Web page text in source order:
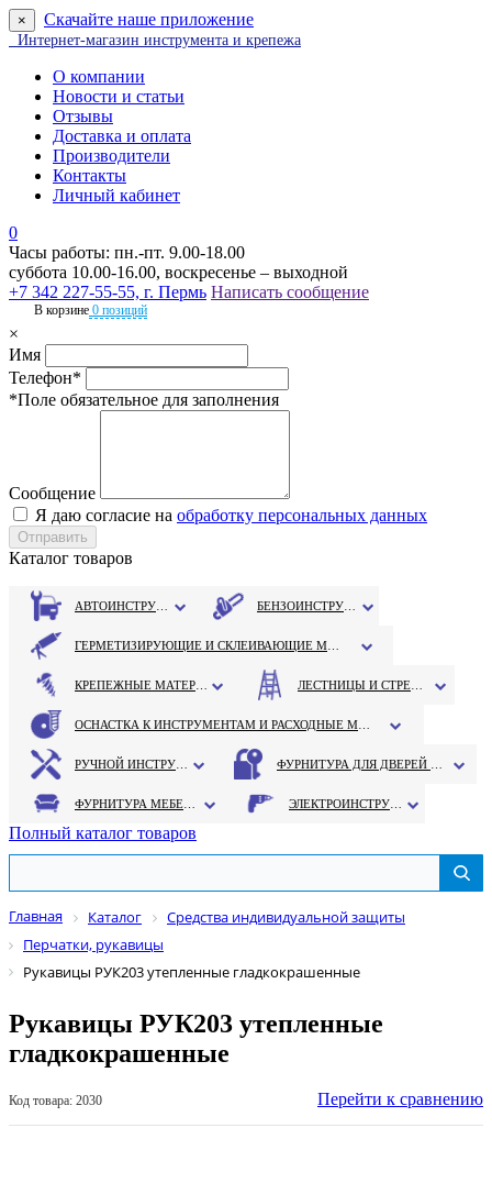
× Скачайте наше приложение
Интернет-магазин инструмента и крепежа
О компании
Новости и статьи
Отзывы
Доставка и оплата
Производители
Контакты
Личный кабинет
0
Часы работы: пн.-пт. 9.00-18.00
суббота 10.00-16.00, воскресенье – выходной
+7 342 227-55-55, г. Пермь Написать сообщение
В корзине 0 позиций
×
Имя
Телефон*
*Поле обязательное для заполнения
Сообщение
Я даю согласие на обработку персональных данных
Каталог товаров
Полный каталог товаров
Главная Каталог
Средства индивидуальной защиты
Перчатки, рукавицы
Рукавицы РУК203 утепленные гладкокрашенные
Рукавицы РУК203 утепленные
гладкокрашенные
Код товара: 2030 Перейти к сравнению